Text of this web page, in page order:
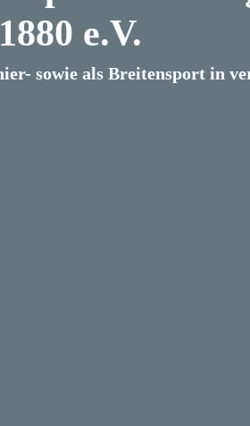
e.V.
sowie als Breitensport in